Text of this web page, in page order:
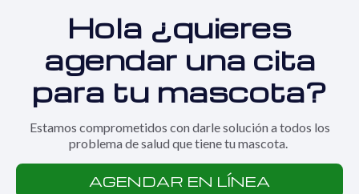
Hola ¿quieres
agendar una cita
para tu mascota?
Estamos comprometidos con darle solución a todos los
problema de salud que tiene tu mascota.
AGENDAR EN LÍNEA